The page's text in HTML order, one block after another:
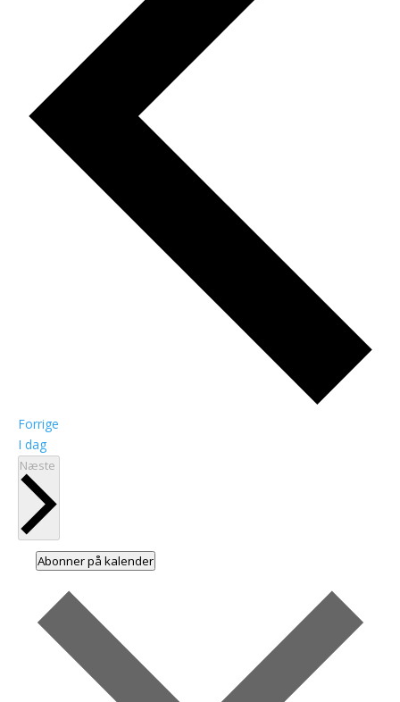
ForrigeBegivenheder
I dag
Næste
Abonner på kalender